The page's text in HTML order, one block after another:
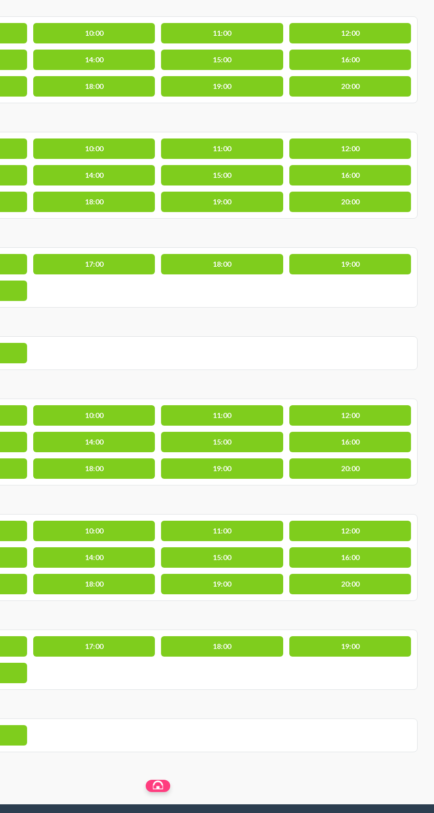
10:00 11:00 12:00
14:00 15:00 16:00
18:00 19:00 20:00
10:00 11:00 12:00
14:00 15:00 16:00
18:00 19:00 20:00
17:00 18:00 19:00
10:00 11:00 12:00
14:00 15:00 16:00
18:00 19:00 20:00
10:00 11:00 12:00
14:00 15:00 16:00
18:00 19:00 20:00
17:00 18:00 19:00